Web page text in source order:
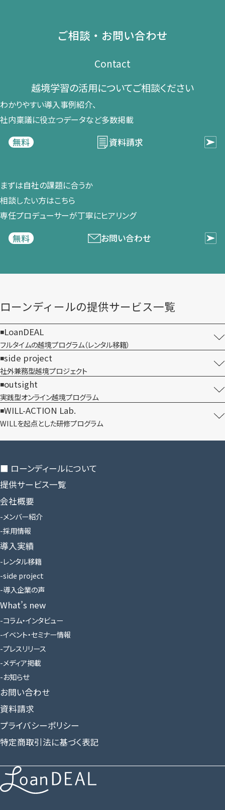
ご相談・お問い合わせ
Contact
越境学習の​活用に​ついて​ご相談ください​
わかりやすい導入事例紹介、​
社内稟議に​役立つデータなど​多数掲載
無料
資料請求
まずは​自社の​課題に​合うか​
相談したい方は​こちら
専任プロデューサーが​丁寧に​ヒアリング
無料
お問い合わせ
ローンディールの​提供サービス一覧
LoanDEAL
フルタイムの越境プログラム​（レンタル移籍）
side project
社外兼務型​越境プロジェクト
outsight
実践型オンライン​越境プログラム
WILL-ACTION Lab.
WILLを​起点とした​研修プログラム
■ ローンディールに​ついて
提供サービス一覧
会社概要
メンバー紹介
採用情報
導入実績
レンタル移籍
side project
導入企業の声
What’s new
コラム・インタビュー
イベント・セミナー情報
プレスリリース
メディア掲載
お知らせ
お問い合わせ
資料請求
プライバシーポリシー
特定商取引法に基づく表記